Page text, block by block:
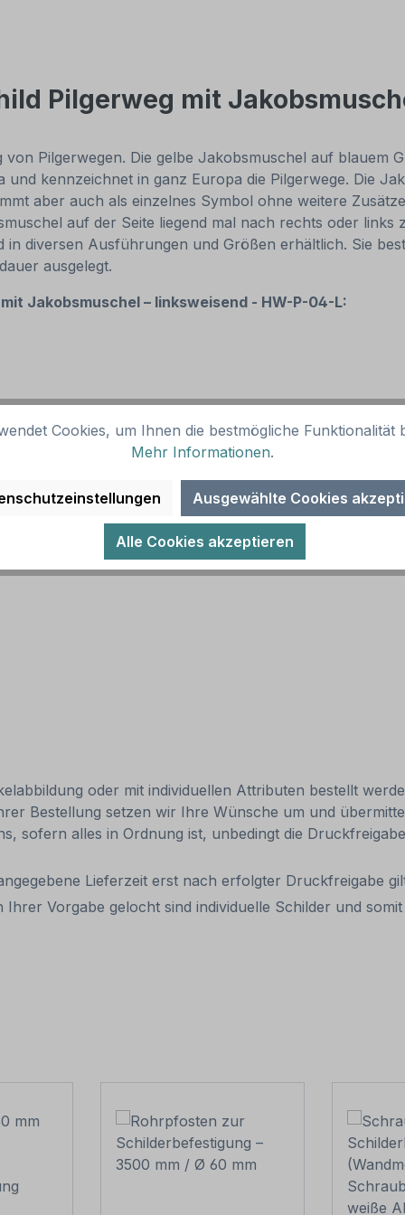
Pilgerweg mit
Pilgerwegen. Die gelbe Jakobsmuschel auf blauem
kennzeichnet in ganz Europa die Pilgerwege. Die
aber auch als einzelnes Symbol ohne weitere
auf der Seite liegend mal nach rechts oder
diversen Ausführungen und Größen erhältlich. Sie
ausgelegt.
Jakobsmuschel – linksweisend - HW-P-04-L:
Ausführungen sind möglich.
oder mit individuellen Attributen bestellt
Bestellung setzen wir Ihre Wünsche um und
sofern alles in Ordnung ist, unbedingt die
Lieferzeit erst nach erfolgter Druckfreigabe
Vorgabe gelocht sind individuelle Schilder und
Cookies, um Ihnen die bestmögliche Funktionalität
Mehr Informationen.
Ausgewählte Cookies
Alle Cookies akzeptieren